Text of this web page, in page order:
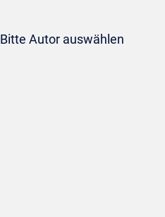
Bitte Autor auswählen